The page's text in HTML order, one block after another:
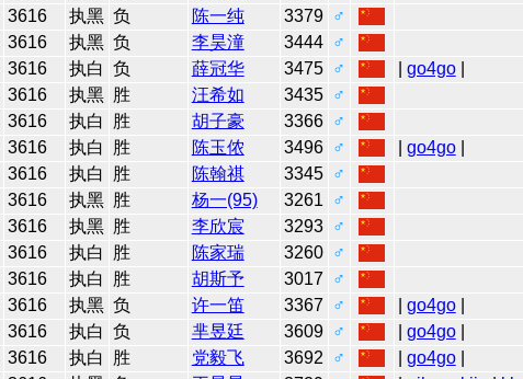
3616 执黑 负 陈一纯 3379
♂
3616 执黑 负 李昊潼 3444
♂
3616 执白 负 薛冠华 3475 ♂ go4go|
3616 执黑 胜 汪希如 3435
♂
3616 执白 胜 胡子豪 3366
♂
3616 执白 胜 陈玉侬 3496 ♂ go4go|
3616 执白 胜 陈翰祺 3345
♂
3616 执黑 胜 杨一(95) 3261
♂
3616 执黑 胜 李欣宸 3293
♂
3616 执白 胜 陈家瑞 3260
♂
3616 执白 胜 胡斯予 3017
♂
3616 执黑 负 许一笛 3367 ♂ go4go|
3616 执白 负 芈昱廷 3609 ♂ go4go|
3616 执白 胜 党毅飞 3692 ♂ go4go|